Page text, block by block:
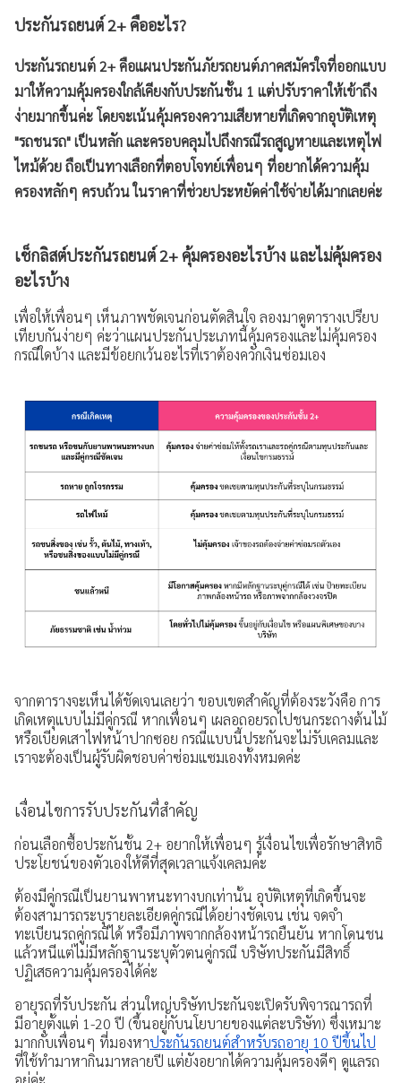
ประกันรถยนต์ 2+ คืออะไร?
ประกันรถยนต์ 2+ คือแผนประกันภัยรถยนต์ภาคสมัครใจที่ออกแบบ
มาให้ความคุ้มครองใกล้เคียงกับประกันชั้น 1 แต่ปรับราคาให้เข้าถึง
ง่ายมากขึ้นค่ะ โดยจะเน้นคุ้มครองความเสียหายที่เกิดจากอุบัติเหตุ
"รถชนรถ" เป็นหลัก และครอบคลุมไปถึงกรณีรถสูญหายและเหตุไฟ
ไหม้ด้วย ถือเป็นทางเลือกที่ตอบโจทย์เพื่อนๆ ที่อยากได้ความคุ้ม
ครองหลักๆ ครบถ้วน ในราคาที่ช่วยประหยัดค่าใช้จ่ายได้มากเลยค่ะ
เช็กลิสต์ประกันรถยนต์ 2+ คุ้มครองอะไรบ้าง และไม่คุ้มครอง
อะไรบ้าง
เพื่อให้เพื่อนๆ เห็นภาพชัดเจนก่อนตัดสินใจ ลองมาดูตารางเปรียบ
เทียบกันง่ายๆ ค่ะว่าแผนประกันประเภทนี้คุ้มครองและไม่คุ้มครอง
กรณีใดบ้าง และมีข้อยกเว้นอะไรที่เราต้องควักเงินซ่อมเอง
จากตารางจะเห็นได้ชัดเจนเลยว่า ขอบเขตสำคัญที่ต้องระวังคือ การ
เกิดเหตุแบบไม่มีคู่กรณี หากเพื่อนๆ เผลอถอยรถไปชนกระถางต้นไม้
หรือเบียดเสาไฟหน้าปากซอย กรณีแบบนี้ประกันจะไม่รับเคลมและ
เราจะต้องเป็นผู้รับผิดชอบค่าซ่อมแซมเองทั้งหมดค่ะ
เงื่อนไขการรับประกันที่สำคัญ
ก่อนเลือกซื้อประกันชั้น 2+ อยากให้เพื่อนๆ รู้เงื่อนไขเพื่อรักษาสิทธิ
ประโยชน์ของตัวเองให้ดีที่สุดเวลาแจ้งเคลมค่ะ
ต้องมีคู่กรณีเป็นยานพาหนะทางบกเท่านั้น อุบัติเหตุที่เกิดขึ้นจะ
ต้องสามารถระบุรายละเอียดคู่กรณีได้อย่างชัดเจน เช่น จดจำ
ทะเบียนรถคู่กรณีได้ หรือมีภาพจากกล้องหน้ารถยืนยัน หากโดนชน
แล้วหนีแต่ไม่มีหลักฐานระบุตัวตนคู่กรณี บริษัทประกันมีสิทธิ์
ปฏิเสธความคุ้มครองได้ค่ะ
อายุรถที่รับประกัน ส่วนใหญ่บริษัทประกันจะเปิดรับพิจารณารถที่
มีอายุตั้งแต่ 1-20 ปี (ขึ้นอยู่กับนโยบายของแต่ละบริษัท) ซึ่งเหมาะ
มากกับเพื่อนๆ ที่มองหาประกันรถยนต์สำหรับรถอายุ 10 ปีขึ้นไป
ที่ใช้ทำมาหากินมาหลายปี แต่ยังอยากได้ความคุ้มครองดีๆ ดูแลรถ